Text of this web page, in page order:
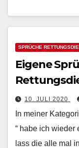
SPRÜCHE
Eigene
10. JULI 2020
In meiner
“ habe ich wieder
lass die alle mal